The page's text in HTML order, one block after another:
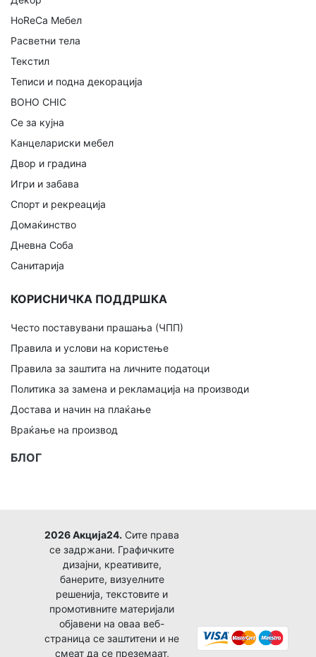
HoReCa Мебел
Расветни тела
Текстил
Теписи и подна декорација
BOHO CHIC
Се за кујна
Канцелариски мебел
Двор и градина
Игри и забава
Спорт и рекреација
Домаќинство
Дневна Соба
Санитарија
КОРИСНИЧКА ПОДДРШКА
Често поставувани прашања (ЧПП)
Правила и услови на користење
Правила за заштита на личните податоци
Политика за замена и рекламација на производи
Достава и начин на плаќање
Враќање на производ
БЛОГ
2026 Акција24. Сите права
се задржани. Графичките
дизајни, креативите,
банерите, визуелните
решенија, текстовите и
промотивните материјали
објавени на оваа веб-
страница се заштитени и не
смеат да се преземаат,